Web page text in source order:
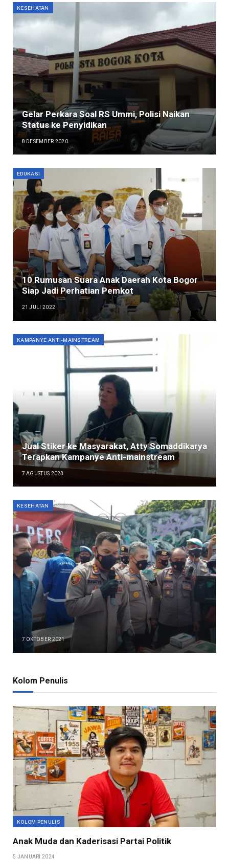
KESEHATAN
Gelar Perkara Soal RS Ummi, Polisi Naikan
Status ke Penyidikan
8 DESEMBER 2020
EDUKASI
10 Rumusan Suara Anak Daerah Kota Bogor
Siap Jadi Perhatian Pemkot
21 JULI 2022
KAMPANYE ANTI-MAINSTREAM
Jual Stiker ke Masyarakat, Atty Somaddikarya
Terapkan Kampanye Anti-mainstream
7 AGUSTUS 2023
KESEHATAN
7 OKTOBER 2021
Kolom Penulis
KOLOM PENULIS
Anak Muda dan Kaderisasi Partai Politik
5 JANUARI 2024